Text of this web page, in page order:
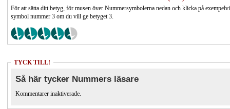
För att sätta ditt betyg, för musen över Nummersymbolerna nedan och klicka på
symbol nummer 3 om du vill ge betyget 3.
TYCK TILL!
Så här tycker Nummers läsare
Kommentarer inaktiverade.